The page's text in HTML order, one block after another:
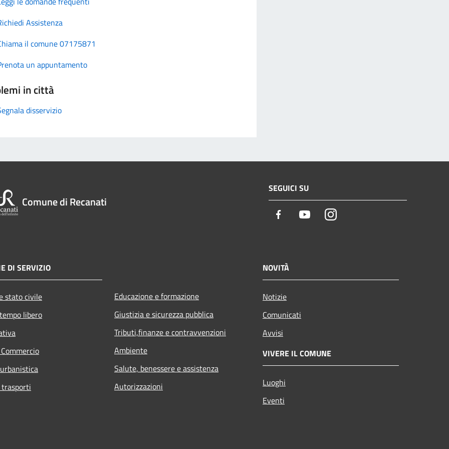
Assistenza
il comune 07175871
un appuntamento
in città
disservizio
Comune di Recanati
SEGUICI SU
Facebook YoutubeInstagram
DI SERVIZIO
stato civile
libero
Educazione e formazione
Giustizia e sicurezza pubblica
Tributi,finanze e contravvenzioni
Ambiente
Salute, benessere e assistenza
Autorizzazioni
NOVITÀ
Notizie
Comunicati
Avvisi
VIVERE IL COMUNE
Luoghi
Eventi